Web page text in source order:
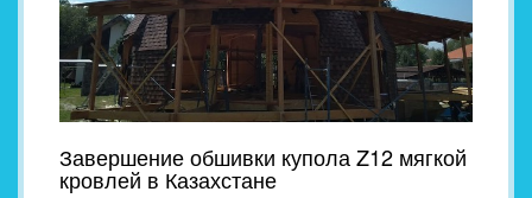
Завершение обшивки купола Z12 мягкой
кровлей в Казахстане